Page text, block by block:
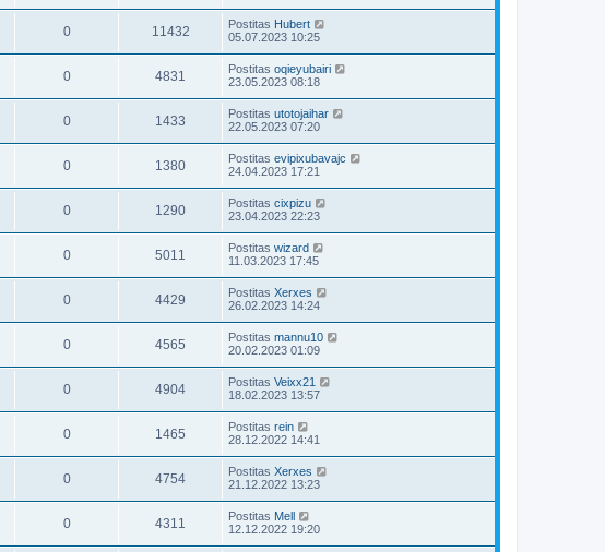
0 11432 Postitas Hubert
05.07.2023 10:25
0 4831 Postitas oqieyubairi
23.05.2023 08:18
0 1433 Postitas utotojaihar
22.05.2023 07:20
0 1380 Postitas evipixubavajc
24.04.2023 17:21
0 1290 Postitas cixpizu
23.04.2023 22:23
0 5011 Postitas wizard
11.03.2023 17:45
0 4429 Postitas Xerxes
26.02.2023 14:24
0 4565 Postitas mannu10
20.02.2023 01:09
0 4904 Postitas Veixx21
18.02.2023 13:57
0 1465 Postitas rein
28.12.2022 14:41
0 4754 Postitas Xerxes
21.12.2022 13:23
0 4311 Postitas Mell
12.12.2022 19:20